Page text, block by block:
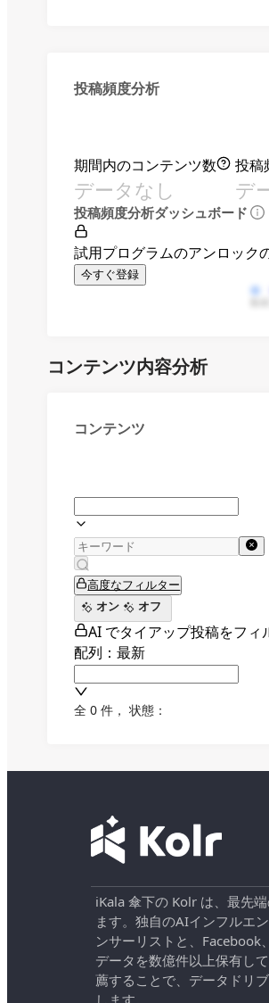
投稿頻度分析
期間内のコンテンツ数
データなし
投稿
デ
投稿頻度分析ダッシュボード
試用プログラムのアンロック
今すぐ登録
コンテンツ内容分析
コンテンツ
高度なフィルター
オン
オフ
AI でタイアップ投稿をフィ
配列：最新
全 0 件 ， 状態：
iKala 傘下の Kolr は、最先
ます。独自のAIインフルエ
ンサーリストと、Facebook
データを数億件以上保有し
薦することで、データドリ
します。